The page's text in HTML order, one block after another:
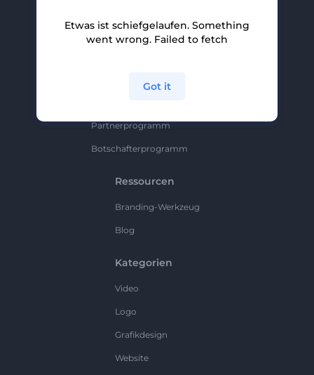
Partnerprogramm
Partnerprogramm
Botschafterprogramm
Ressourcen
Branding-Werkzeug
Blog
Kategorien
Video
Logo
Grafikdesign
Website
Etwas ist schiefgelaufen. Something
went wrong. Failed to fetch
Got it